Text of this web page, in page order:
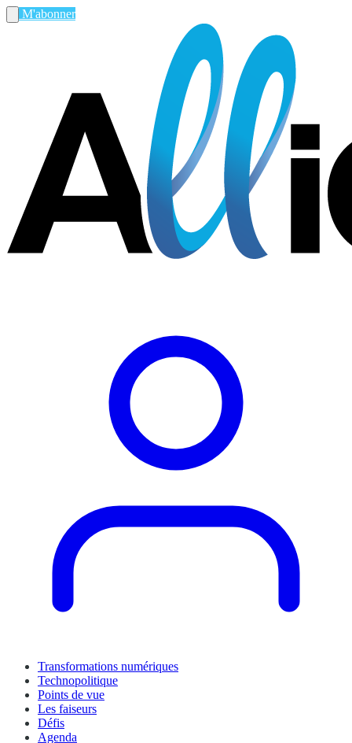
M'abonner
Transformations numériques
Technopolitique
Points de vue
Les faiseurs
Défis
Agenda